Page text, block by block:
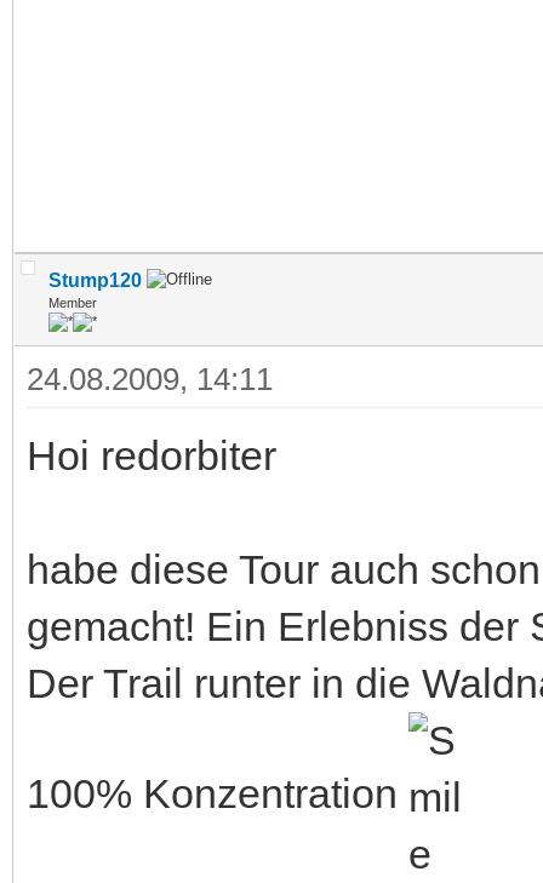
Stump120
Member
24.08.2009, 14:11
Hoi redorbiter
habe diese Tour auch
gemacht! Ein Erlebniss der
Der Trail runter in die
100% Konzentration